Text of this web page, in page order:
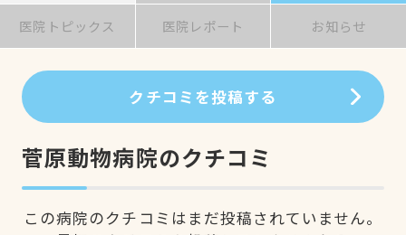
医院トピックス 医院レポート お知らせ
クチコミを投稿する
菅原動物病院のクチコミ
この病院のクチコミはまだ投稿されていません。